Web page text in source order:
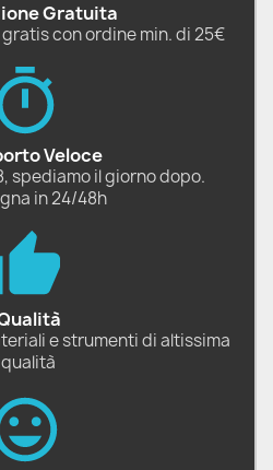
Gratuita
con ordine min. di 25€
Veloce
spediamo il giorno dopo.
in 24/48h
e strumenti di altissima
qualità